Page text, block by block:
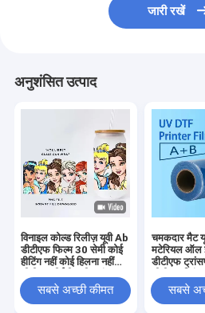
जारी रखें
अनुशंसित उत्पाद
विनाइल कोल्ड रिलीज़ यूवी Ab
डीटीएफ फिल्म 30 सेमी कोई
हीटिंग नहीं कोई हिलना नहीं
फिल्मसबसे अच्छी कीमत
चमकदार मैट
मटेरियल ऑल
डीटीएफ
सबसे